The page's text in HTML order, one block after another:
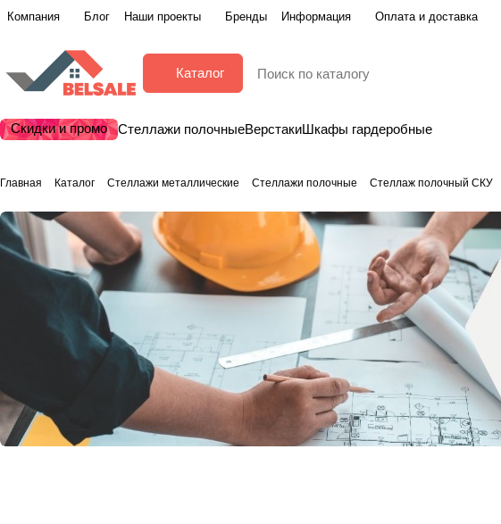
Компания Блог Наши проекты Бренды Информация Оплата и доставка
Каталог
Скидки и промо Стеллажи полочныеВерстакиШкафы гардеробные
Главная Каталог Стеллажи металлические Стеллажи полочные Стеллаж полочный СКУ